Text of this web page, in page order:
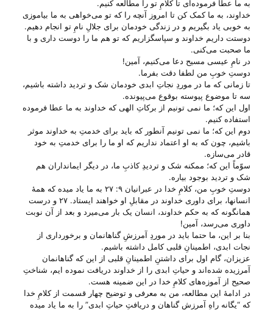
به ما عطا فرموده‌ای تا کلامِ تو را مطالعه کنیم.
خداوند، به ما کمک کن تا امروز آنچه را که تو می‌‌خواهی به ما بیاموزی
به خوبی یاد بگیریم و در زندگی خودمان برای جلالِ نامِ تو انجام دهیم.
دوستت داریم خداوند و سپاسگزاریم که تو هم ما را دوست داری و با
ما صحبت می‌‌کنی.
در نامِ عیسی مسیح دعا می‌‌کنیم، آمین!
دوستِ خوبِ من لطفا دقت بفرما.
تا زمانی که ما در موردِ نجاتِ ابدی خودمان شک و تردید داشته باشیم،
سه تا موضوع پیوسته بوقوع می‌‌پیونده.
اول این که؛ ما نمی تونیم از برکاتِ الهی که خداوند به ما عطا فرموده
استفاده کنیم.
دوم این که؛ ما نمی تونیم آنطور که باید برای خدمتِ به خداوند موثر
باشیم، چون که به او اعتماد نداریم که او ما را برای خدمتِ به خود
قادر می‌‌سازه.
سوّماً این که؛ ممکنه شک و تردیدِ کاذبِ ما، در دیگر ایمانداران هم
شک و تردید بوجود بیاره.
دوستِ خوبِ من، کلامِ خدا در عبرانیان ۹: ۲۷ به ما یاد میده که همهٔ
انسانها، برای داوری خداوند در مقابلِ او خواهند ایستاد. ۲۷ و درست
همانگونه که به حکم خداوند، انسان یک بار می‌میرد و بعد از آن نوبت
داوری می‌رسد، آمین!
بنا بر این، ما حتما باید در موردِ آمرزشِ گناهانمان و برخورداری از
نجات ابدی، اطمینانِ قلبی کامل داشته باشیم.
عزیزان، گام اول برای داشتنِ اطمینانِ قلبی از این که گناهانمان
آمرزیده شده‌اند و حیاتِ ابدی را از خداوند دریافت نموده ایم، شناختِ
صحیح از آموزه‌های کلامِ خدا در این ضمینه هست.
در ادامهٔ این مطالعه، من به معرفی و توضیح چهار قسمت از کلامِ خدا
که “یگانه راهِ آمرزشِ گناهان و دریافتِ حیاتِ ابدی” را به ما یاد میده